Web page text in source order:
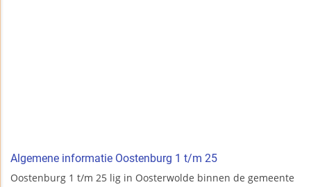
Algemene informatie Oostenburg 1 t/m 25
Oostenburg 1 t/m 25 lig in Oosterwolde binnen de gemeente